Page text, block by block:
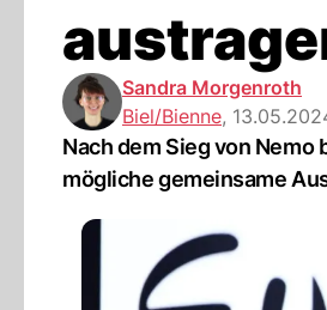
Sandra Morgenroth
Biel/Bienne,
Nach dem Sieg von
mögliche gemeinsame